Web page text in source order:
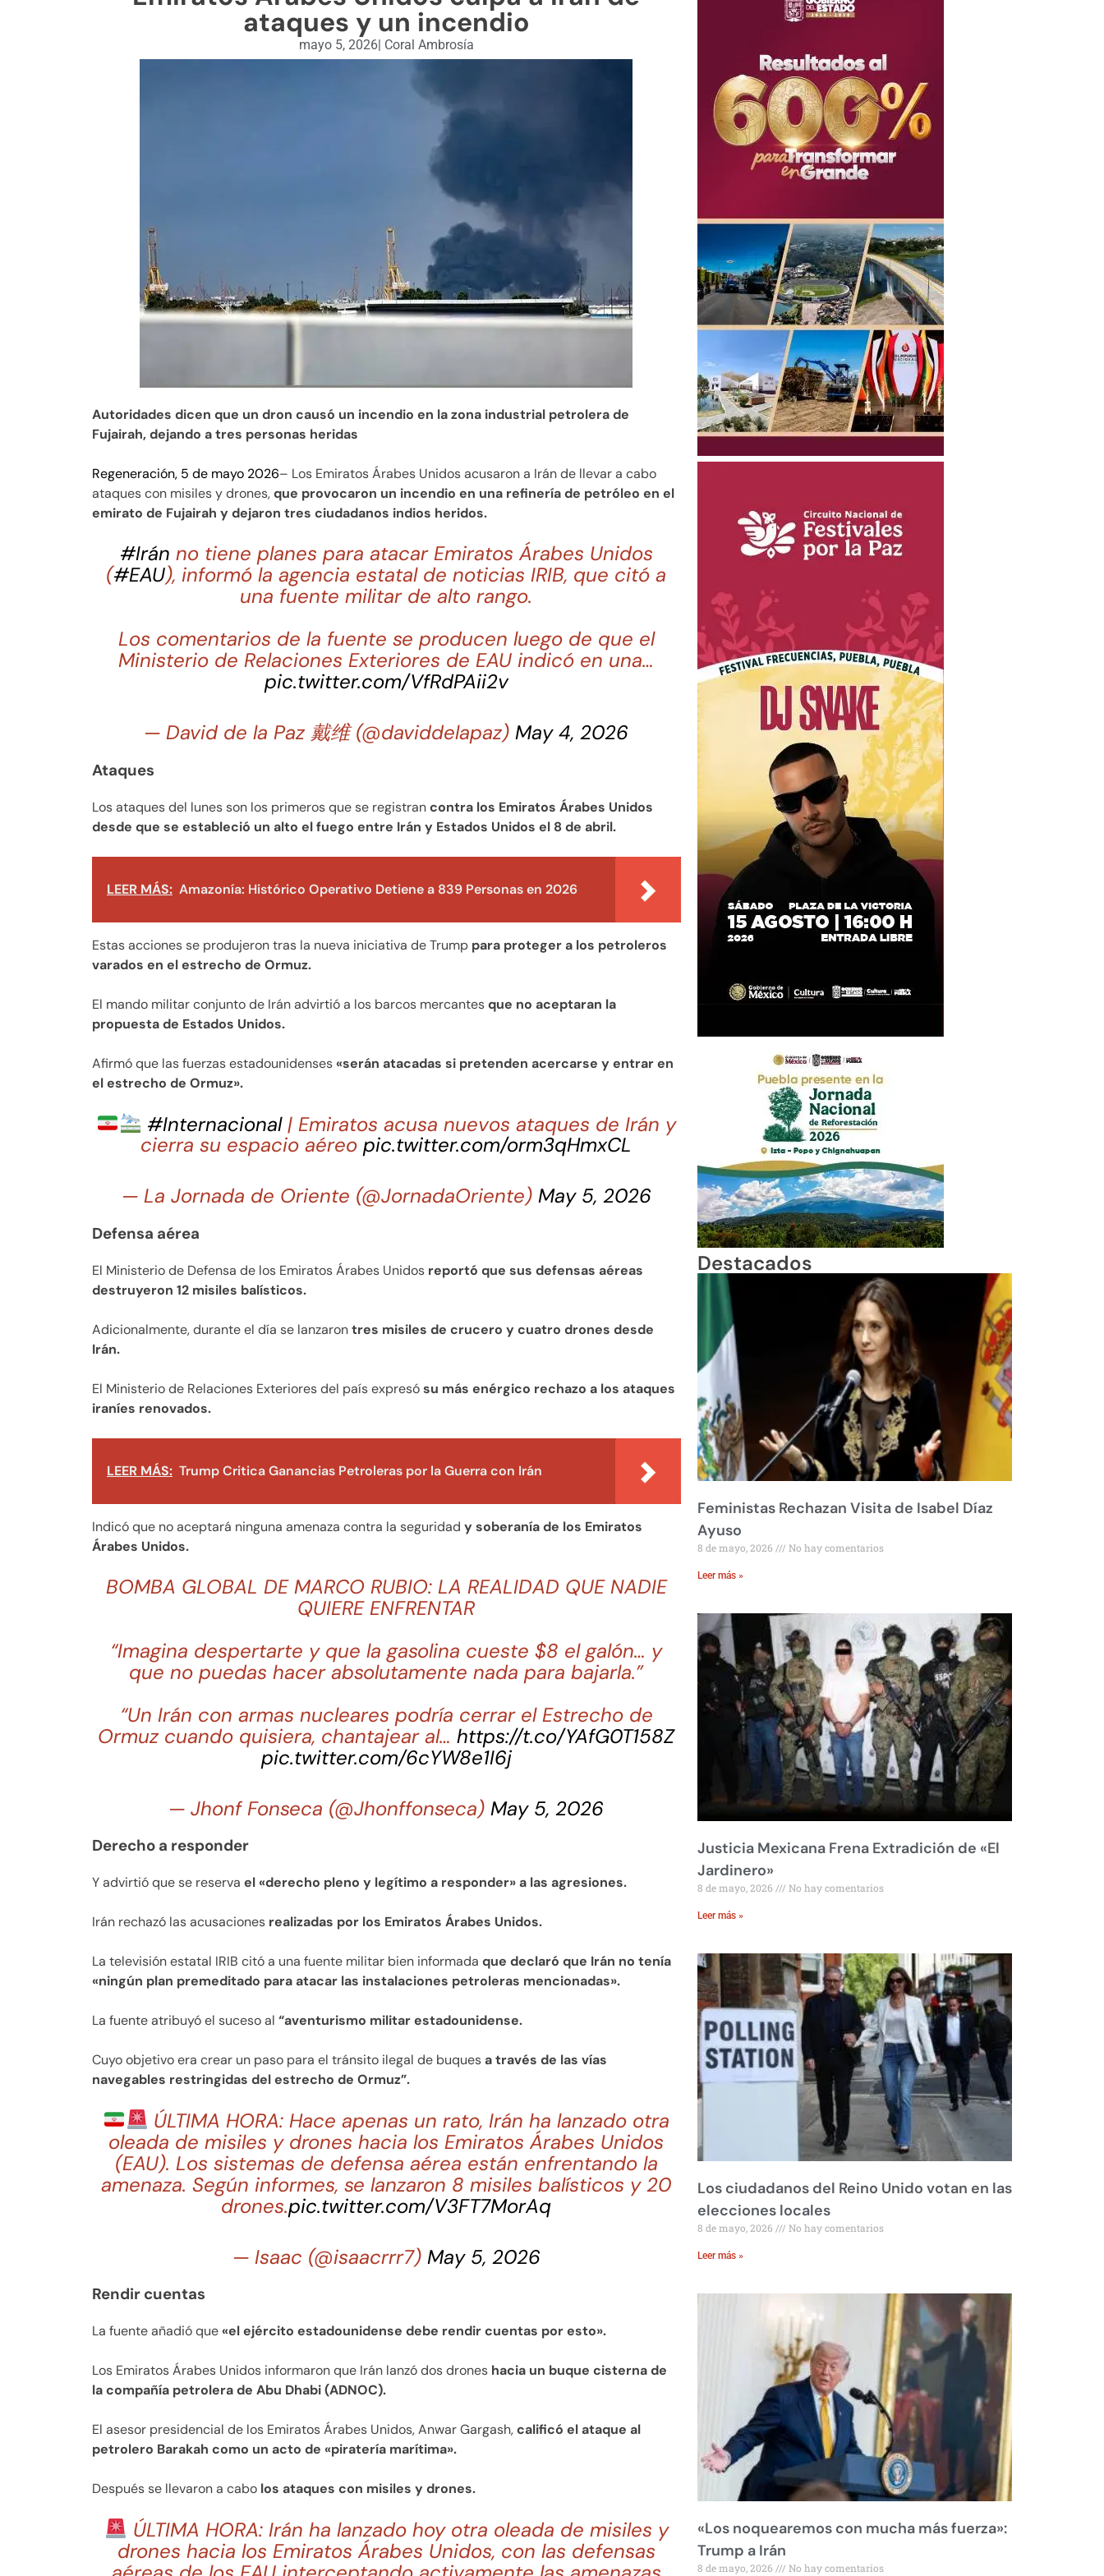
ataques y un incendio
mayo 5, 2026| Coral Ambrosía
Autoridades dicen que un dron causó un incendio en la zona industrial petrolera de
Fujairah, dejando a tres personas heridas
Regeneración, 5 de mayo 2026– Los Emiratos Árabes Unidos acusaron a Irán de llevar a cabo
ataques con misiles y drones,que provocaron un incendio en una refinería de petróleo en el
emirato de Fujairah y dejaron tres ciudadanos indios heridos.
#Irán no tiene planes para atacar Emiratos Árabes Unidos
(#EAU), informó la agencia estatal de noticias IRIB, que citó a
una fuente militar de alto rango.
Los comentarios de la fuente se producen luego de que el
Ministerio de Relaciones Exteriores de EAU indicó en una…
pic.twitter.com/VfRdPAii2v
— David de la Paz 戴维 (@daviddelapaz)May 4, 2026
Ataques
Los ataques del lunes son los primeros que se registrancontra los Emiratos Árabes Unidos
desde que se estableció un alto el fuego entre Irán y Estados Unidos el 8 de abril.
LEER MÁS: Amazonía: Histórico Operativo Detiene a 839 Personas en 2026
Estas acciones se produjeron tras la nueva iniciativa de Trump para proteger a los petroleros
varados en el estrecho de Ormuz.
El mando militar conjunto de Irán advirtió a los barcos mercantesque no aceptaran la
propuesta de Estados Unidos.
Afirmó que las fuerzas estadounidenses«serán atacadas si pretenden acercarse y entrar en
el estrecho de Ormuz».
#Internacional| Emiratos acusa nuevos ataques de Irán y
cierra su espacio aéreopic.twitter.com/orm3qHmxCL
— La Jornada de Oriente (@JornadaOriente) May 5, 2026
Defensa aérea
El Ministerio de Defensa de los Emiratos Árabes Unidos reportó que sus defensas aéreas
destruyeron 12 misiles balísticos.
Adicionalmente, durante el día se lanzarontres misiles de crucero y cuatro drones desde
Irán.
El Ministerio de Relaciones Exteriores del país expresósu más enérgico rechazo a los ataques
iraníes renovados.
LEER MÁS: Trump Critica Ganancias Petroleras por la Guerra con Irán
Indicó que no aceptará ninguna amenaza contra la seguridad y soberanía de los Emiratos
Árabes Unidos.
BOMBA GLOBAL DE MARCO RUBIO: LA REALIDAD QUE NADIE
QUIERE ENFRENTAR
“Imagina despertarte y que la gasolina cueste $8 el galón… y
que no puedas hacer absolutamente nada para bajarla.”
“Un Irán con armas nucleares podría cerrar el Estrecho de
Ormuz cuando quisiera, chantajear al…https://t.co/YAfG0T158Z
pic.twitter.com/6cYW8e1I6j
— Jhonf Fonseca (@Jhonffonseca)May 5, 2026
Derecho a responder
Y advirtió que se reserva el «derecho pleno y legítimo a responder» a las agresiones.
Irán rechazó las acusaciones realizadas por los Emiratos Árabes Unidos.
La televisión estatal IRIB citó a una fuente militar bien informada que declaró que Irán no tenía
«ningún plan premeditado para atacar las instalaciones petroleras mencionadas».
La fuente atribuyó el suceso al “aventurismo militar estadounidense.
Cuyo objetivo era crear un paso para el tránsito ilegal de buquesa través de las vías
navegables restringidas del estrecho de Ormuz”.
ÚLTIMA HORA: Hace apenas un rato, Irán ha lanzado otra
oleada de misiles y drones hacia los Emiratos Árabes Unidos
(EAU). Los sistemas de defensa aérea están enfrentando la
amenaza. Según informes, se lanzaron 8 misiles balísticos y 20
drones.pic.twitter.com/V3FT7MorAq
— Isaac (@isaacrrr7) May 5, 2026
Rendir cuentas
La fuente añadió que«el ejército estadounidense debe rendir cuentas por esto».
Los Emiratos Árabes Unidos informaron que Irán lanzó dos drones hacia un buque cisterna de
la compañía petrolera de Abu Dhabi (ADNOC).
El asesor presidencial de los Emiratos Árabes Unidos, Anwar Gargash,calificó el ataque al
petrolero Barakah como un acto de «piratería marítima».
Después se llevaron a cabo los ataques con misiles y drones.
ÚLTIMA HORA: Irán ha lanzado hoy otra oleada de misiles y
drones hacia los Emiratos Árabes Unidos, con las defensas
Destacados
Feministas Rechazan Visita de Isabel Díaz
Ayuso
8 de mayo, 2026 No hay comentarios
Leer más »
Justicia Mexicana Frena Extradición de «El
Jardinero»
8 de mayo, 2026 No hay comentarios
Leer más »
Los ciudadanos del Reino Unido votan en las
elecciones locales
8 de mayo, 2026 No hay comentarios
Leer más »
«Los noquearemos con mucha más fuerza»:
Trump a Irán
8 de mayo, 2026 No hay comentarios